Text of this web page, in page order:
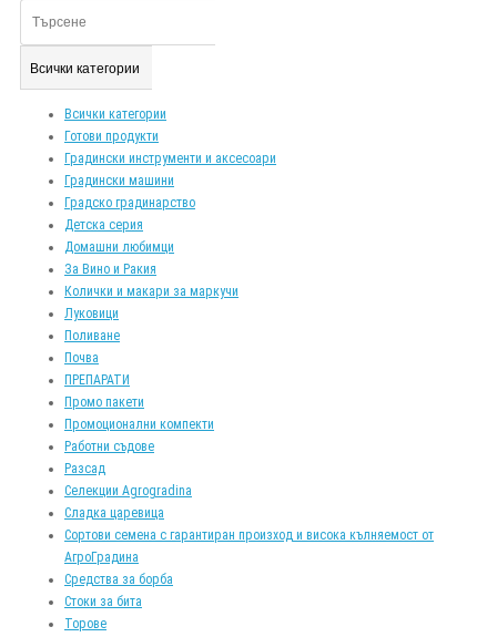
Всички категории
Всички категории
Готови продукти
Градински инструменти и аксесоари
Градински машини
Градско градинарство
Детска серия
Домашни любимци
За Вино и Ракия
Колички и макари за маркучи
Луковици
Поливане
Почва
ПРЕПАРАТИ
Промо пакети
Промоционални компекти
Работни съдове
Разсад
Селекции Agrogradina
Сладка царевица
Сортови семена с гарантиран произход и висока кълняемост от
АгроГрадина
Средства за борба
Стоки за бита
Торове